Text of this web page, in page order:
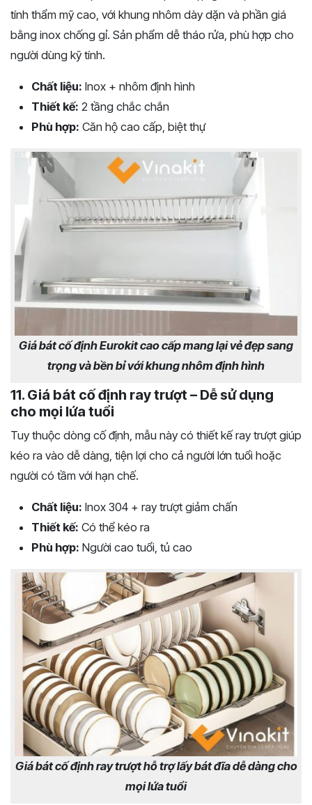
tính thẩm mỹ cao, với khung nhôm dày dặn và phần giá
bằng inox chống gỉ. Sản phẩm dễ tháo rửa, phù hợp cho
người dùng kỹ tính.
Chất liệu: Inox + nhôm định hình
Thiết kế: 2 tầng chắc chắn
Phù hợp: Căn hộ cao cấp, biệt thự
Giá bát cố định Eurokit cao cấp mang lại vẻ đẹp sang
trọng và bền bỉ với khung nhôm định hình
11. Giá bát cố định ray trượt – Dễ sử dụng
cho mọi lứa tuổi
Tuy thuộc dòng cố định, mẫu này có thiết kế ray trượt giúp
kéo ra vào dễ dàng, tiện lợi cho cả người lớn tuổi hoặc
người có tầm với hạn chế.
Chất liệu: Inox 304 + ray trượt giảm chấn
Thiết kế: Có thể kéo ra
Phù hợp: Người cao tuổi, tủ cao
Giá bát cố định ray trượt hỗ trợ lấy bát đĩa dễ dàng cho
mọi lứa tuổi